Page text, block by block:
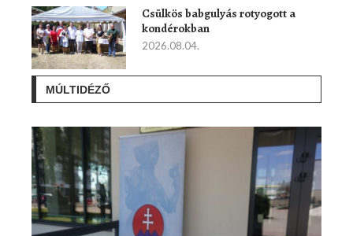
Csülkös babgulyás rotyogott a
kondérokban
2026.08.04.
MÚLTIDÉZŐ